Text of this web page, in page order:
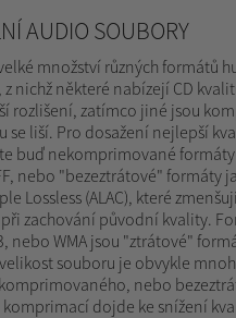
AUDIO SOUBORY
množství různých formátů
z nichž některé nabízejí CD
rozlišení, zatímco jiné jsou
se liší. Pro dosažení nejlepší
buď nekomprimované formáty
nebo "bezeztrátové" formáty
Lossless (ALAC), které
zachování původní kvality.
nebo WMA jsou "ztrátové"
souboru je obvykle
nebo
dojde ke snížení